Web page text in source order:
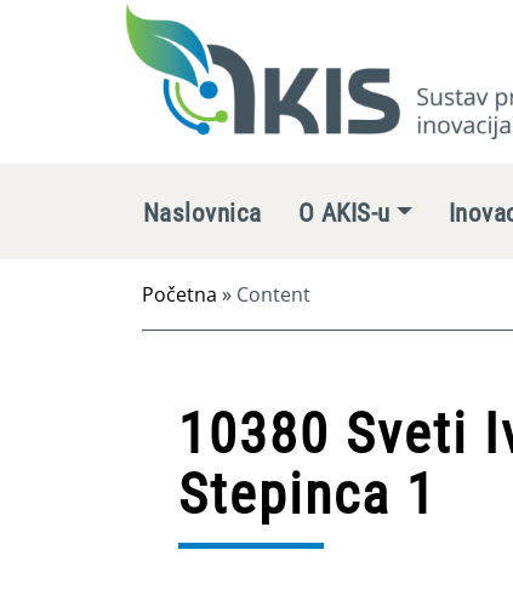
Naslovnica O AKIS-u
Početna » Content
10380 Sveti
Stepinca 1